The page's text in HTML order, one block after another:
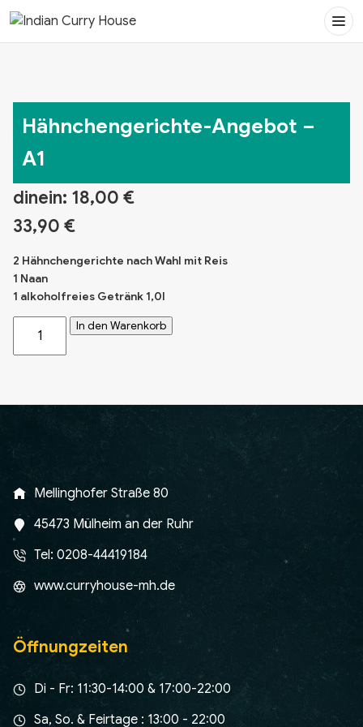
Online Bestellen
Hähnchengerichte-Angebot –
A1
dinein: 18,00 €
33,90 €
2 Hähnchengerichte nach Wahl mit Reis
1 Naan
1 alkoholfreies Getränk 1,0l
Hähnchengerichte-
Angebot
In den Warenkorb
Mellinghofer Straße 80
45473 Mülheim an der Ruhr
Tel: 0208-44419184
www.curryhouse-mh.de
Öffnungzeiten
Di - Fr: 11:30-14:00 & 17:00-22:00
Sa, So. & Feirtage : 13:00 - 22:00